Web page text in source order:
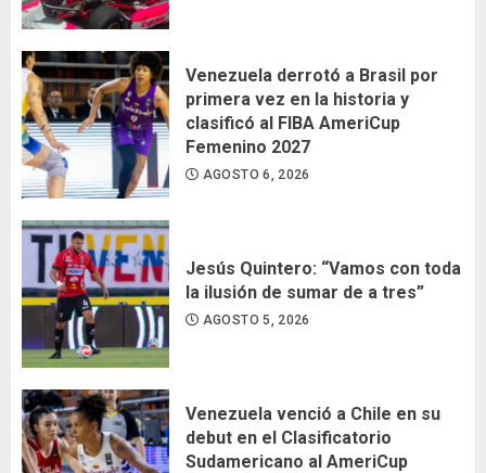
Venezuela derrotó a Brasil por
primera vez en la historia y
clasificó al FIBA AmeriCup
Femenino 2027
AGOSTO 6, 2026
Jesús Quintero: “Vamos con toda
la ilusión de sumar de a tres”
AGOSTO 5, 2026
Venezuela venció a Chile en su
debut en el Clasificatorio
Sudamericano al AmeriCup